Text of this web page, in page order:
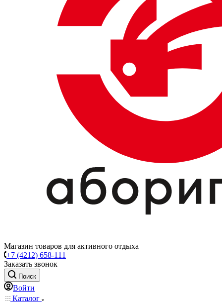
Магазин товаров для активного отдыха
+7 (4212) 658-111
Заказать звонок
Поиск
Войти
Каталог